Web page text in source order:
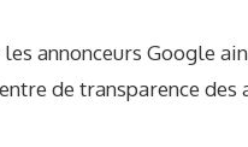
annonceurs Google
de transparence des